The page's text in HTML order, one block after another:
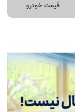
قیمت خودرو